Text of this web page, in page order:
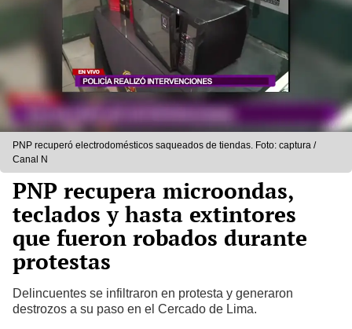
PNP recuperó electrodomésticos saqueados de tiendas. Foto: captura /
Canal N
PNP recupera microondas,
teclados y hasta extintores
que fueron robados durante
protestas
Delincuentes se infiltraron en protesta y generaron
destrozos a su paso en el Cercado de Lima.